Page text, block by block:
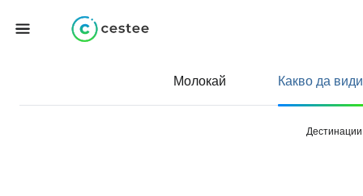
Молокай Какво да
Дестинации